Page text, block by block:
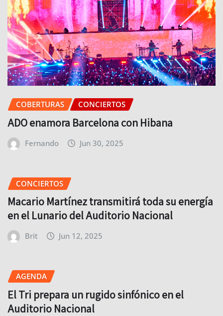
COBERTURAS CONCIERTOS
ADO enamora Barcelona con Hibana
Fernando Jun 30, 2025
CONCIERTOS
Macario Martínez transmitirá toda su energía
en el Lunario del Auditorio Nacional
Brit Jun 12, 2025
AGENDA
El Tri prepara un rugido sinfónico en el
Auditorio Nacional